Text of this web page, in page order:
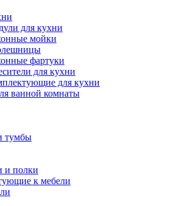
для кухни
мойки
фартуки
для кухни
для кухни
ванной комнаты
тумбы
и полки
к мебели